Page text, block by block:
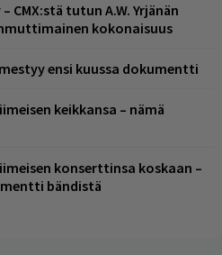
CMX:stä tutun A.W. Yrjänän
kokonaisuus
ensi kuussa dokumentti
keikkansa – nämä
konserttinsa koskaan –
bändistä